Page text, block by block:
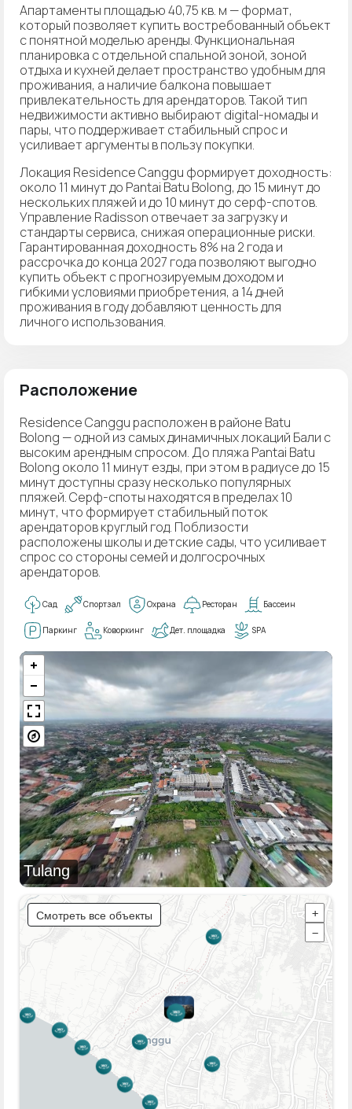
Апартаменты площадью 40,75 кв. м — формат,
который позволяет купить востребованный объект
с понятной моделью аренды. Функциональная
планировка с отдельной спальной зоной, зоной
отдыха и кухней делает пространство удобным для
проживания, а наличие балкона повышает
привлекательность для арендаторов. Такой тип
недвижимости активно выбирают digital-номады и
пары, что поддерживает стабильный спрос и
усиливает аргументы в пользу покупки.
Локация Residence Canggu формирует доходность:
около 11 минут до Pantai Batu Bolong, до 15 минут до
нескольких пляжей и до 10 минут до серф-спотов.
Управление Radisson отвечает за загрузку и
стандарты сервиса, снижая операционные риски.
Гарантированная доходность 8% на 2 года и
рассрочка до конца 2027 года позволяют выгодно
купить объект с прогнозируемым доходом и
гибкими условиями приобретения, а 14 дней
проживания в году добавляют ценность для
личного использования.
Расположение
Residence Canggu расположен в районе Batu
Bolong — одной из самых динамичных локаций Бали с
высоким арендным спросом. До пляжа Pantai Batu
Bolong около 11 минут езды, при этом в радиусе до 15
минут доступны сразу несколько популярных
пляжей. Серф-споты находятся в пределах 10
минут, что формирует стабильный поток
арендаторов круглый год. Поблизости
расположены школы и детские сады, что усиливает
спрос со стороны семей и долгосрочных
арендаторов.
Сад Спортзал Охрана Ресторан Бассеин
Паркинг Коворкинг Дет. площадка SPA
Tulang
Смотреть все объекты
+
−